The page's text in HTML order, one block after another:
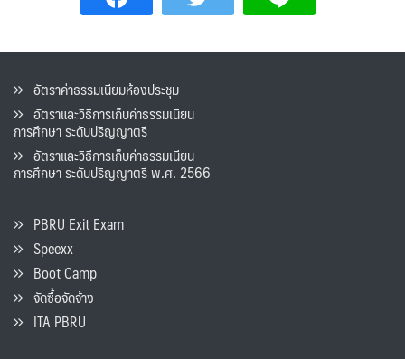
อัตราค่าธรรมเนียมห้องประชุม
อัตราและวิธีการเก็บค่าธรรมเนียน
การศึกษา ระดับปริญญาตรี
อัตราและวิธีการเก็บค่าธรรมเนียน
การศึกษา ระดับปริญญาตรี พ.ศ. 2566
PBRU Exit Exam
Speexx
Boot Camp
จัดซื้อจัดจ้าง
ITA PBRU